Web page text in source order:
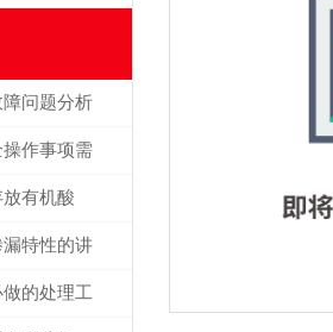
问题分析
作事项需
有机酸
特性的讲
的处理工